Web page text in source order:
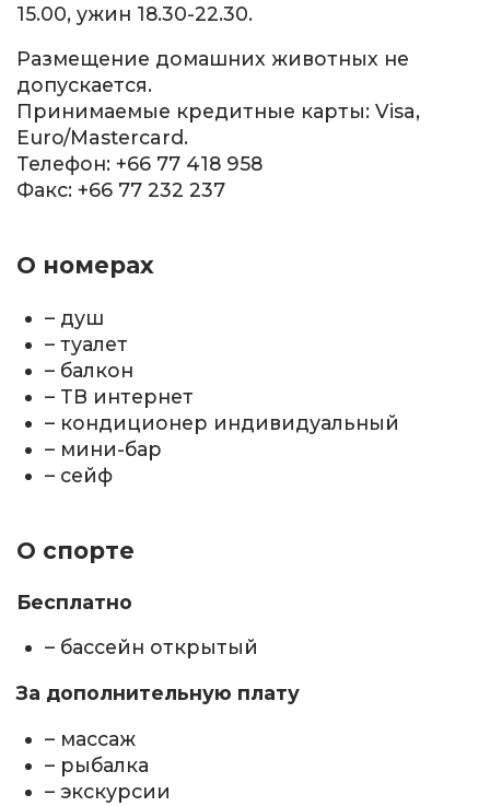
15.00, ужин 18.30-22.30.
Размещение домашних животных не
допускается.
Принимаемые кредитные карты: Visa,
Euro/Mastercard.
Телефон: +66 77 418 958
Факс: +66 77 232 237
О номерах
– душ
– туалет
– балкон
– ТВ интернет
– кондиционер индивидуальный
– мини-бар
– сейф
О спорте
Бесплатно
– бассейн открытый
За дополнительную плату
– массаж
– рыбалка
– экскурсии